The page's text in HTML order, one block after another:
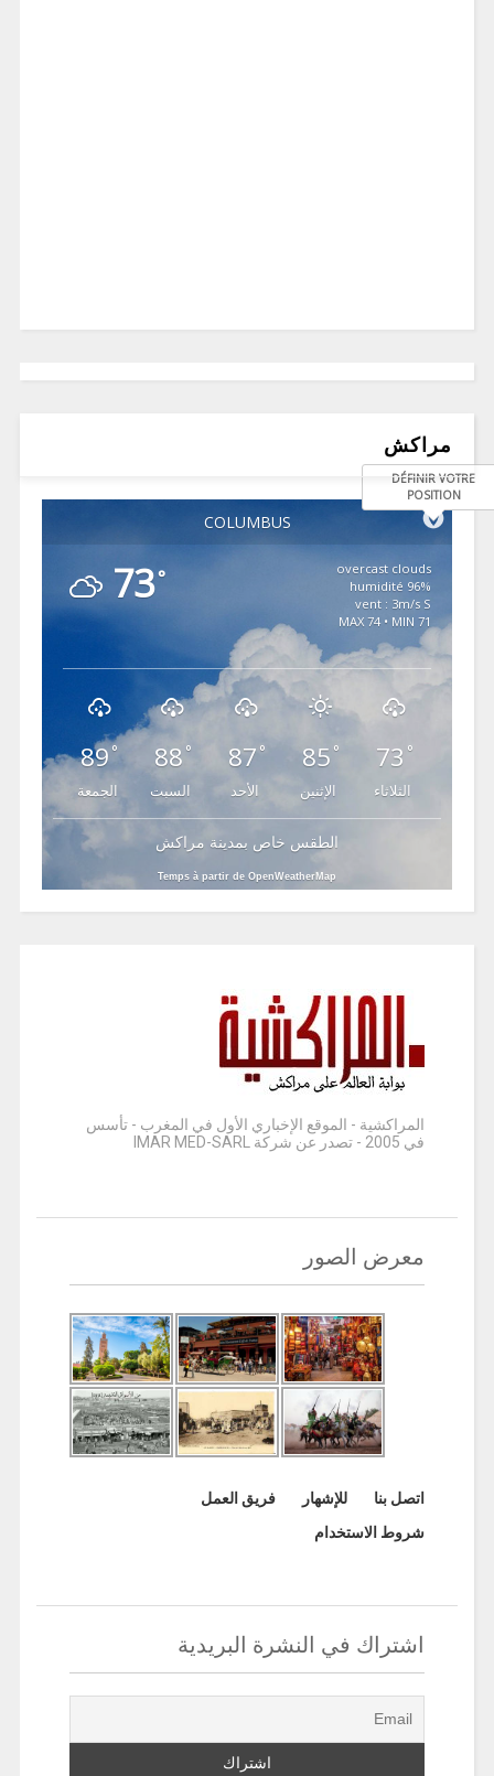
مراكش
COLUMBUS
DÉFINIR VOTRE
POSITION
73°
overcast clouds
96% humidité
vent : 3m/s S
MAX 74 • MIN 71
89°
الجمعة
88 °
السبت
87°
الأحد
85 °
الإثنين
73 °
الثلاثاء
الطقس خاص بمدينة مراكش
Temps à partir de OpenWeatherMap
المراكشية - الموقع الإخباري الأول في المغرب - تأسس
في 2005 - تصدر عن شركة IMAR MED-SARL
معرض الصور
اتصل بنا للإشهار
فريق العمل
شروط الاستخدام
اشتراك في النشرة البريدية